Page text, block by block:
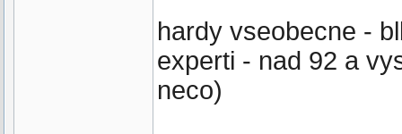
hardy vseobecne -
experti - nad 92 a
neco)